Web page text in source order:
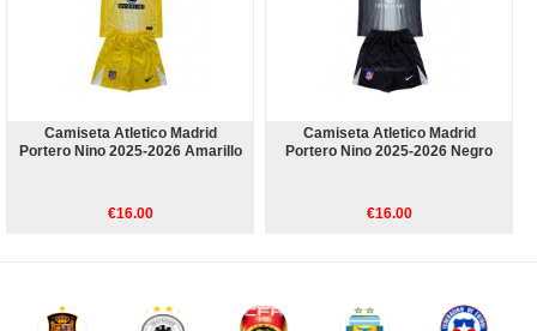
Camiseta Atletico Madrid
Portero Nino 2025-2026 Amarillo
€16.00
Camiseta Atletico Madrid
Portero Nino 2025-2026 Negro
€16.00